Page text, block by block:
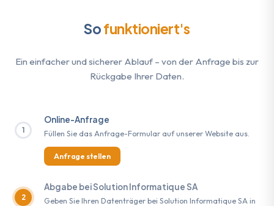
Sofunktioniert's
Ein einfacher und sicherer Ablauf – von der Anfrage bis zur
Rückgabe Ihrer Daten.
1
Online-Anfrage
Füllen Sie das Anfrage-Formular auf unserer Website aus.
Anfrage stellen
2
Abgabe bei Solution Informatique SA
Geben Sie Ihren Datenträger bei Solution Informatique SA in